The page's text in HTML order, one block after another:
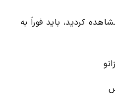
کردید، باید فوراً به